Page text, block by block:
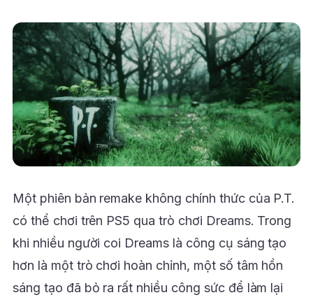
Một phiên bản remake không chính thức của P.T.
có thể chơi trên PS5 qua trò chơi Dreams. Trong
khi nhiều người coi Dreams là công cụ sáng tạo
hơn là một trò chơi hoàn chỉnh, một số tâm hồn
sáng tạo đã bỏ ra rất nhiều công sức để làm lại